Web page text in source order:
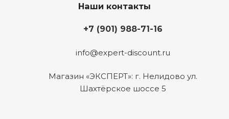
Наши контакты
+7 (901) 988-71-16
info@expert-discount.ru
Магазин «ЭКСПЕРТ»: г. Нелидово ул.
Шахтёрское шоссе 5